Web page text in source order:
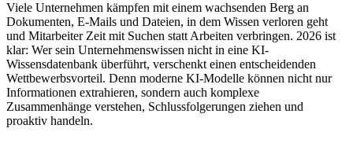
Viele Unternehmen kämpfen mit einem wachsenden Berg an
Dokumenten, E-Mails und Dateien, in dem Wissen verloren geht
und Mitarbeiter Zeit mit Suchen statt Arbeiten verbringen. 2026 ist
klar: Wer sein Unternehmenswissen nicht in eine KI-
Wissensdatenbank überführt, verschenkt einen entscheidenden
Wettbewerbsvorteil. Denn moderne KI-Modelle können nicht nur
Informationen extrahieren, sondern auch komplexe
Zusammenhänge verstehen, Schlussfolgerungen ziehen und
proaktiv handeln.